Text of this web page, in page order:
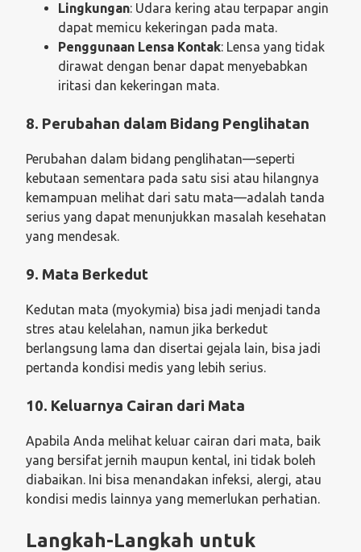
Lingkungan: Udara kering atau terpapar angin
dapat memicu kekeringan pada mata.
Penggunaan Lensa Kontak: Lensa yang tidak
dirawat dengan benar dapat menyebabkan
iritasi dan kekeringan mata.
8. Perubahan dalam Bidang Penglihatan
Perubahan dalam bidang penglihatan—seperti
kebutaan sementara pada satu sisi atau hilangnya
kemampuan melihat dari satu mata—adalah tanda
serius yang dapat menunjukkan masalah kesehatan
yang mendesak.
9. Mata Berkedut
Kedutan mata (myokymia) bisa jadi menjadi tanda
stres atau kelelahan, namun jika berkedut
berlangsung lama dan disertai gejala lain, bisa jadi
pertanda kondisi medis yang lebih serius.
10. Keluarnya Cairan dari Mata
Apabila Anda melihat keluar cairan dari mata, baik
yang bersifat jernih maupun kental, ini tidak boleh
diabaikan. Ini bisa menandakan infeksi, alergi, atau
kondisi medis lainnya yang memerlukan perhatian.
Langkah-Langkah untuk